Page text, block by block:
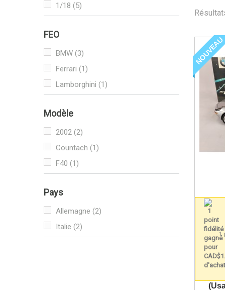
1/18 (5)
FEO
BMW (3)
Ferrari (1)
Lamborghini (1)
Modèle
2002 (2)
Countach (1)
F40 (1)
Pays
Allemagne (2)
Italie (2)
NOUVEAU
1